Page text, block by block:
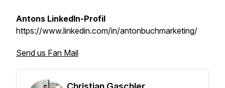
Antons LinkedIn-Profil
https://www.linkedin.com/in/antonbuchmarketing/
Send us Fan Mail